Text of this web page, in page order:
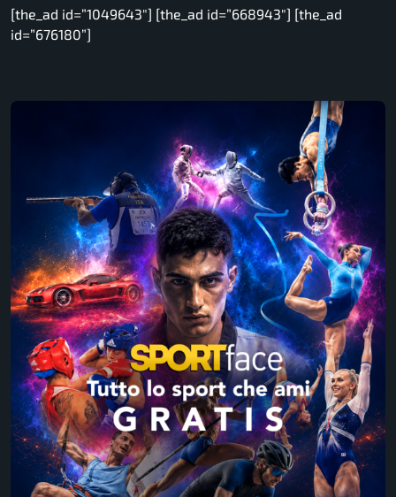
[the_ad id=”1049643″] [the_ad id=”668943″] [the_ad
id=”676180”]